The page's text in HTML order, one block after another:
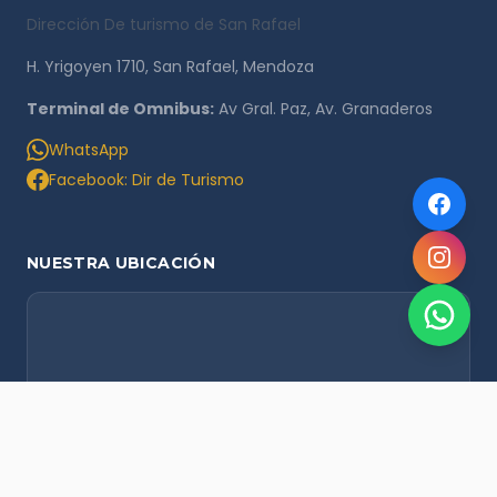
Dirección De turismo de San Rafael
H. Yrigoyen 1710, San Rafael, Mendoza
Terminal de Omnibus: Av Gral. Paz, Av. Granaderos
WhatsApp
Facebook: Dir de Turismo
NUESTRA UBICACIÓN